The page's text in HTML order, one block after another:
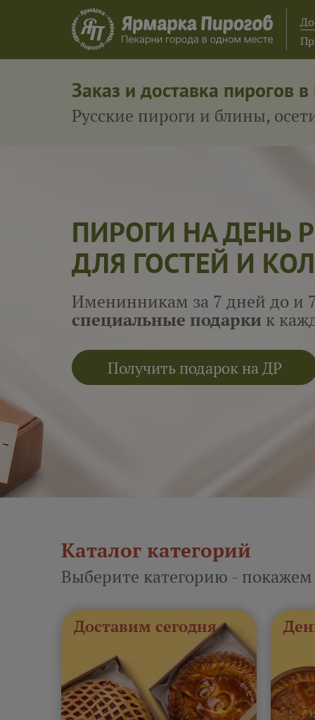
Заказ и доставка пирогов
Русские пироги и блины,
ПИРОГИ НА ДЕНЬ
ДЛЯ ГОСТЕЙ И
Именинникам за 7 дней до и
специальные подарки к
Получить подарок на ДР
Каталог категорий
Выберите категорию -
Доставим сегодня